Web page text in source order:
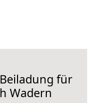
für
Wadern